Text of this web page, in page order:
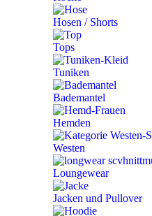
Hosen / Shorts
Tops
Tuniken
Bademantel
Hemden
Westen
Loungewear
Jacken und Pullover